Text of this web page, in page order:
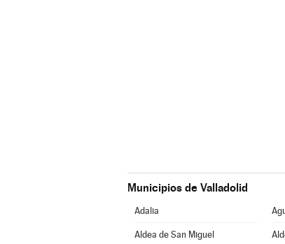
Municipios de Valladolid
Adalia
Aldea de San Miguel